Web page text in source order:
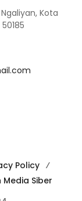
Kota
Policy
Media Siber